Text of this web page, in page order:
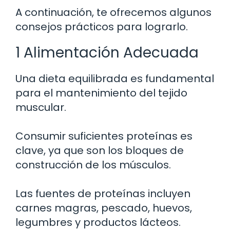
A continuación, te ofrecemos algunos
consejos prácticos para lograrlo.
1 Alimentación Adecuada
Una dieta equilibrada es fundamental
para el mantenimiento del tejido
muscular.
Consumir suficientes proteínas es
clave, ya que son los bloques de
construcción de los músculos.
Las fuentes de proteínas incluyen
carnes magras, pescado, huevos,
legumbres y productos lácteos.